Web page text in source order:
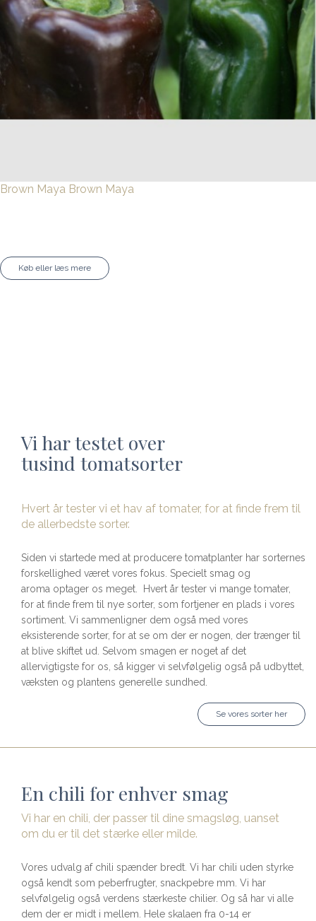
Brown Maya Brown Maya
Køb eller læs mere
Vi har testet over
tusind tomatsorter
Hvert år tester vi et hav af tomater, for at finde frem til
de allerbedste sorter.
Siden vi startede med at producere tomatplanter har sorternes
forskellighed været vores fokus. Specielt smag og
aroma optager os meget. Hvert år tester vi mange tomater,
for at finde frem til nye sorter, som fortjener en plads i vores
sortiment. Vi sammenligner dem også med vores
eksisterende sorter, for at se om der er nogen, der trænger til
at blive skiftet ud. Selvom smagen er noget af det
allervigtigste for os, så kigger vi selvfølgelig også på udbyttet,
væksten og plantens generelle sundhed.
Se vores sorter her
En chili for enhver smag
Vi har en chili, der passer til dine smagsløg, uanset
om du er til det stærke eller milde.
Vores udvalg af chili spænder bredt. Vi har chili uden styrke
også kendt som peberfrugter, snackpebre mm. Vi har
selvfølgelig også verdens stærkeste chilier. Og så har vi alle
dem der er midt i mellem. Hele skalaen fra 0-14 er